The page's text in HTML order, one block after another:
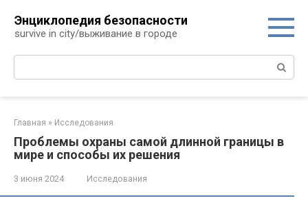
контенту
Энциклопедия безопасности
survive in city/выживание в городе
Поиск:
Главная » Исследования
Проблемы охраны самой длинной границы в
мире и способы их решения
3 июня 2024 Исследования